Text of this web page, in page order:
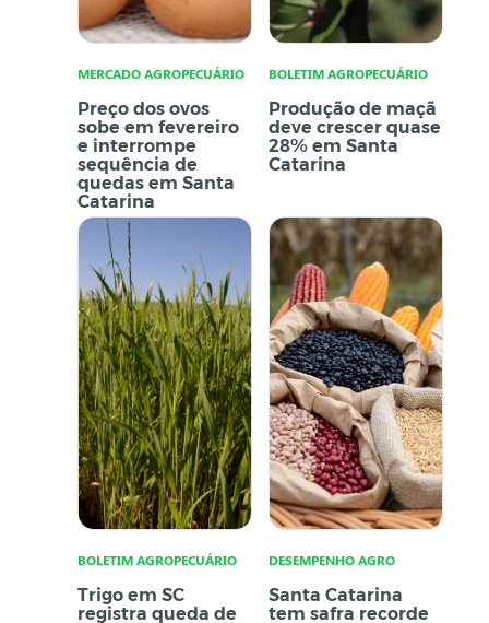
MERCADO AGROPECUÁRIO
Preço dos ovos
sobe em fevereiro
e interrompe
sequência de
quedas em Santa
Catarina
BOLETIM AGROPECUÁRIO
Produção de maçã
deve crescer quase
28% em Santa
Catarina
BOLETIM AGROPECUÁRIO
Trigo em SC
registra queda de
DESEMPENHO AGRO
Santa Catarina
tem safra recorde